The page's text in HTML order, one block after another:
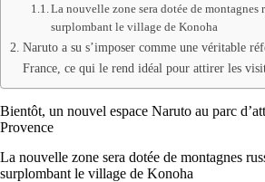
La nouvelle zone sera dotée de montagnes
surplombant le village de Konoha
Naruto a su s’imposer comme une véritable
France, ce qui le rend idéal pour attirer les
Bientôt, un nouvel espace Naruto au parc
Provence
La nouvelle zone sera dotée de montagnes
surplombant le village de Konoha